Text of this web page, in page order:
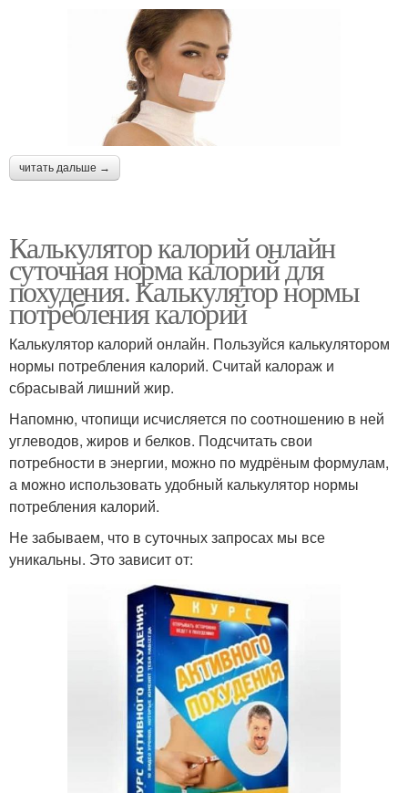
читать дальше →
Калькулятор калорий онлайн
суточная норма калорий для
похудения. Калькулятор нормы
потребления калорий
Калькулятор калорий онлайн. Пользуйся калькулятором
нормы потребления калорий. Считай калораж и
сбрасывай лишний жир.
Напомню, чтопищи исчисляется по соотношению в ней
углеводов, жиров и белков. Подсчитать свои
потребности в энергии, можно по мудрёным формулам,
а можно использовать удобный калькулятор нормы
потребления калорий.
Не забываем, что в суточных запросах мы все
уникальны. Это зависит от: